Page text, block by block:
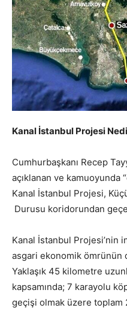
Kanal İstanbul Projesi
Cumhurbaşkanı Recep
açıklanan ve kamuoyunda
Kanal İstanbul Projesi,
Durusu koridorundan
Kanal İstanbul Projesi’nin
asgari ekonomik ömrünün
Yaklaşık 45 kilometre
kapsamında; 7 karayolu
geçişi olmak üzere